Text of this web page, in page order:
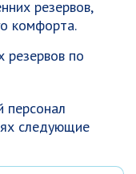
резервов,
комфорта.
резервов по
персонал
следующие